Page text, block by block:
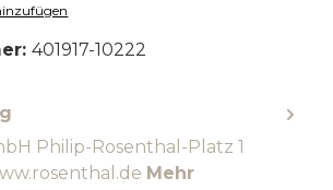
401917-10222
Philip-Rosenthal-Platz 1
Mehr